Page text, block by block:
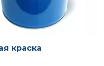
краска